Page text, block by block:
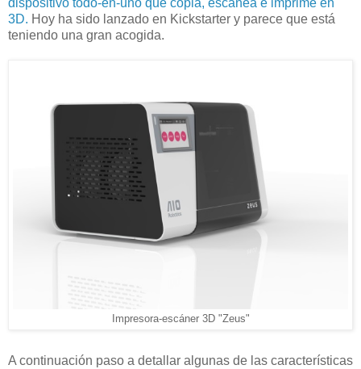
dispositivo todo-en-uno que copia, escanea e imprime en
3D. Hoy ha sido lanzado en Kickstarter y parece que está
teniendo una gran acogida.
Impresora-escáner 3D "Zeus"
A continuación paso a detallar algunas de las características